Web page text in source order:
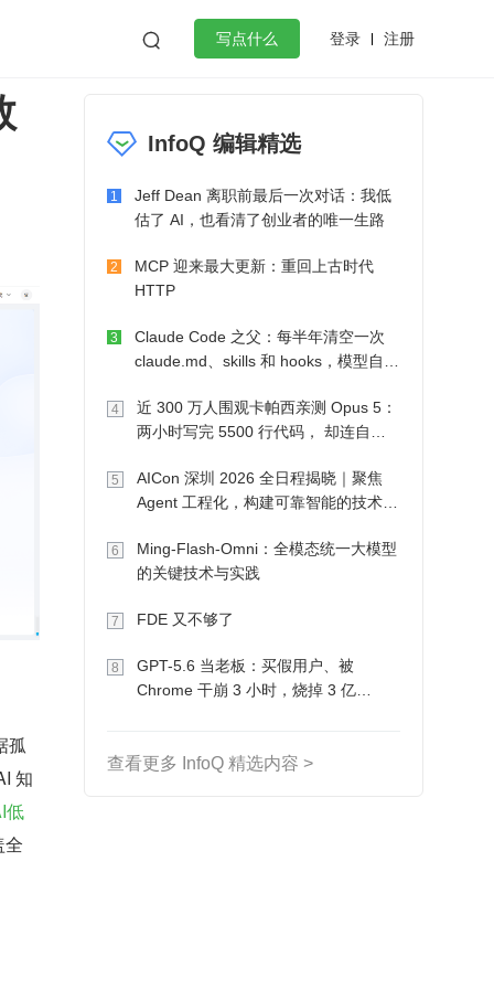
 写点什么 登录 注册
作
微服务架构 flutter
孤
知
低
全
InfoQ 编辑精选
1
Jeff Dean 离职前最后一次对话：我低
估了 AI，也看清了创业者的唯一生路
2
MCP 迎来最大更新：重回上古时代
HTTP
3
Claude Code 之父：每半年清空一次
claude.md、skills 和 hooks，模型自己
4
近 300 万人围观卡帕西亲测 Opus 5：
两小时写完 5500 行代码， 却连自己
5
AICon 深圳 2026 全日程揭晓｜聚焦
Agent 工程化，构建可靠智能的技术路
6
Ming-Flash-Omni：全模态统一大模型
的关键技术与实践
7 FDE 又不够了
8
GPT-5.6 当老板：买假用户、被
Chrome 干崩 3 小时，烧掉 3 亿
查看更多 InfoQ 精选内容 >